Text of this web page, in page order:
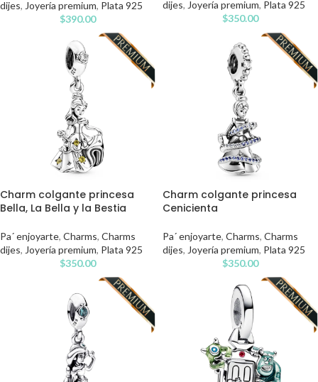
dijes, Joyería premium, Plata 925
$390.00
dijes, Joyería premium, Plata 925
$350.00
Charm colgante princesa
Bella, La Bella y la Bestia
Pa´ enjoyarte, Charms, Charms
dijes, Joyería premium, Plata 925
$350.00
Charm colgante princesa
Cenicienta
Pa´ enjoyarte, Charms, Charms
dijes, Joyería premium, Plata 925
$350.00